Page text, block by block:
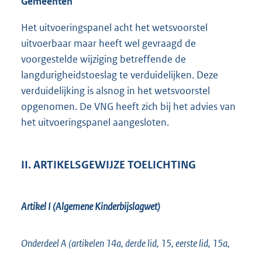
Het uitvoeringspanel acht het wetsvoorstel
uitvoerbaar maar heeft wel gevraagd de
voorgestelde wijziging betreffende de
langdurigheidstoeslag te verduidelijken. Deze
verduidelijking is alsnog in het wetsvoorstel
opgenomen. De VNG heeft zich bij het advies van
het uitvoeringspanel aangesloten.
II. ARTIKELSGEWIJZE TOELICHTING
Artikel I (Algemene Kinderbijslagwet)
Onderdeel A (artikelen 14a, derde lid, 15, eerste lid, 15a,